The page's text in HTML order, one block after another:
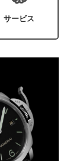
サービス